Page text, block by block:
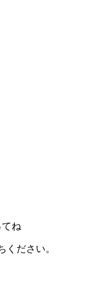
ください。